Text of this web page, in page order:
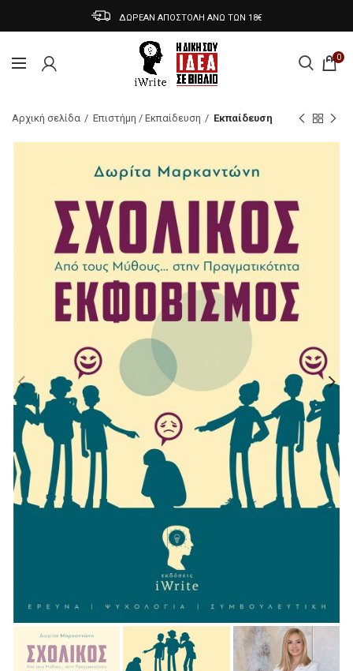
ΔΩΡΕΑΝ ΑΠΟΣΤΟΛΗ ΑΝΩ ΤΩΝ 18€
0
Αρχική σελίδα Επιστήμη / Εκπαίδευση Εκπαίδευση